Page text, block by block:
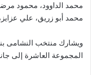
محمد الداوود، محمود
محمد أبو زريق، علي
المجموعة العاشرة إلى